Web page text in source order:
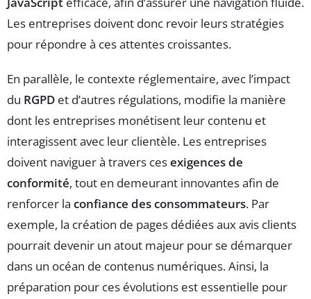
Les entreprises doivent donc revoir leurs stratégies
pour répondre à ces attentes croissantes.
En parallèle, le contexte réglementaire, avec l’impact
du RGPD et d’autres régulations, modifie la manière
dont les entreprises monétisent leur contenu et
interagissent avec leur clientèle. Les entreprises
doivent naviguer à travers cesexigences de
conformité, tout en demeurant innovantes afin de
renforcer la confiance des consommateurs. Par
exemple, la création de pages dédiées aux avis clients
pourrait devenir un atout majeur pour se démarquer
dans un océan de contenus numériques. Ainsi, la
préparation pour ces évolutions est essentielle pour